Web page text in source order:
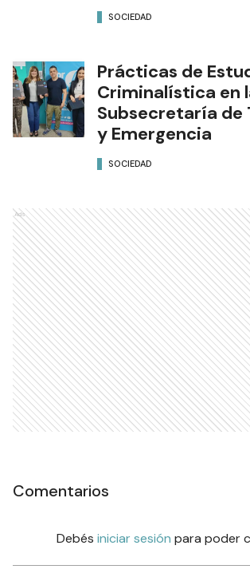
SOCIEDAD
Prácticas de
Criminalística en
Subsecretaría de
y Emergencia
SOCIEDAD
Ads
Comentarios
Debés iniciar sesión para poder